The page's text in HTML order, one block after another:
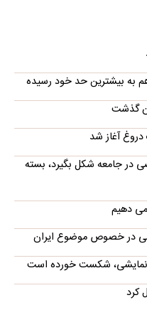
به بیشترین حد خود رسیده
دروغ آغاز شد
در جامعه شکل بگیرد، بسته
می دهیم
نمایشی، شکست خورده است
کرد